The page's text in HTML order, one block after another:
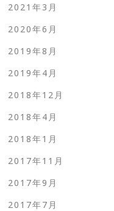
2021年3月
2020年6月
2019年8月
2019年4月
2018年12月
2018年4月
2018年1月
2017年11月
2017年9月
2017年7月